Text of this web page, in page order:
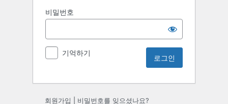
비밀번호
기억하기
회원가입 비밀번호를 잊으셨나요?